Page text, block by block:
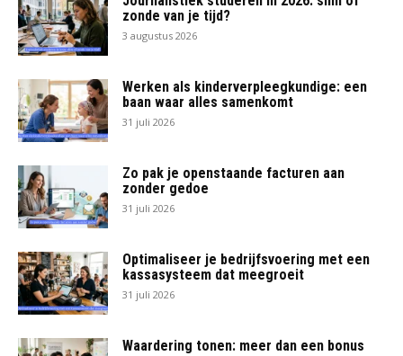
zonde van je tijd?
3 augustus 2026
Werken als kinderverpleegkundige: een
baan waar alles samenkomt
31 juli 2026
Zo pak je openstaande facturen aan
zonder gedoe
31 juli 2026
Optimaliseer je bedrijfsvoering met een
kassasysteem dat meegroeit
31 juli 2026
Waardering tonen: meer dan een bonus